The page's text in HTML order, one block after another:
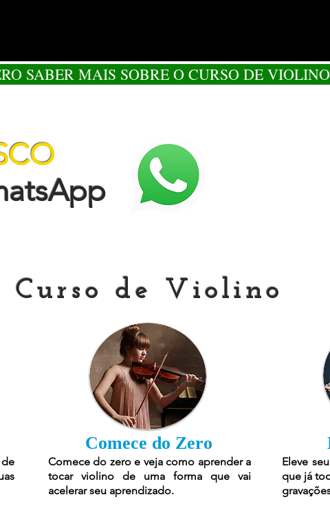
SABER MAIS SOBRE O CURSO DE VIOLINO
Curso de Violino
Comece do Zero
Comece do zero e veja como aprender a
tocar violino de uma forma que vai
acelerar seu aprendizado.
Eleve
que já